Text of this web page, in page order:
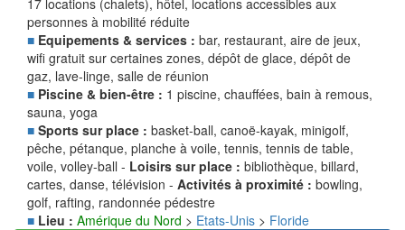
17 locations (chalets), hôtel, locations accessibles aux
personnes à mobilité réduite
■ Equipements & services : bar, restaurant, aire de jeux,
wifi gratuit sur certaines zones, dépôt de glace, dépôt de
gaz, lave-linge, salle de réunion
■ Piscine & bien-être : 1 piscine, chauffées, bain à remous,
sauna, yoga
■ Sports sur place : basket-ball, canoë-kayak, minigolf,
pêche, pétanque, planche à voile, tennis, tennis de table,
voile, volley-ball - Loisirs sur place : bibliothèque, billard,
cartes, danse, télévision - Activités à proximité : bowling,
golf, rafting, randonnée pédestre
■ Lieu : Amérique du Nord > Etats-Unis > Floride